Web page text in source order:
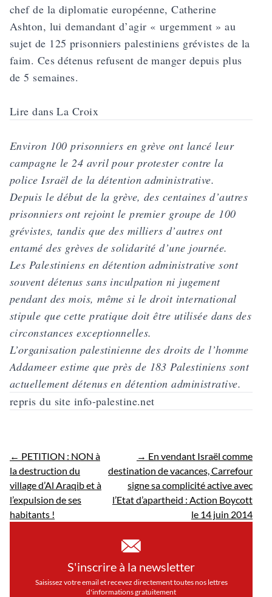
chef de la diplomatie européenne, Catherine
Ashton, lui demandant d’agir « urgemment » au
sujet de 125 prisonniers palestiniens grévistes de la
faim. Ces détenus refusent de manger depuis plus
de 5 semaines.
Lire dans La Croix
Environ 100 prisonniers en grève ont lancé leur
campagne le 24 avril pour protester contre la
police Israël de la détention administrative.
Depuis le début de la grève, des centaines d’autres
prisonniers ont rejoint le premier groupe de 100
grévistes, tandis que des milliers d’autres ont
entamé des grèves de solidarité d’une journée.
Les Palestiniens en détention administrative sont
souvent détenus sans inculpation ni jugement
pendant des mois, même si le droit international
stipule que cette pratique doit être utilisée dans des
circonstances exceptionnelles.
L’organisation palestinienne des droits de l’homme
Addameer estime que près de 183 Palestiniens sont
actuellement détenus en détention administrative.
repris du site info-palestine.net
← PETITION : NON à
la destruction du
village d’Al Araqib et à
l’expulsion de ses
habitants !
→ En vendant Israël comme
destination de vacances, Carrefour
signe sa complicité active avec
l’Etat d’apartheid : Action Boycott
le 14 juin 2014
S'inscrire à la newsletter
Saisissez votre email et recevez directement toutes nos lettres
d'informations gratuitement